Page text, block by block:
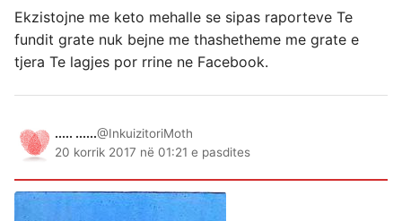
Ekzistojne me keto mehalle se sipas raporteve Te
fundit grate nuk bejne me thashetheme me grate e
tjera Te lagjes por rrine ne Facebook.
..... ......@InkuizitoriMoth
20 korrik 2017 në 01:21 e pasdites